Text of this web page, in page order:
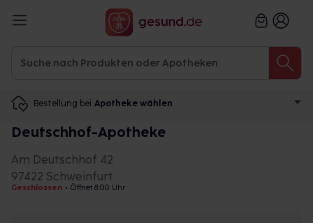
Bestellung bei Apotheke wählen
Deutschhof-Apotheke
Am Deutschhof 42
97422 Schweinfurt
Geschlossen • Öffnet 8:00 Uhr